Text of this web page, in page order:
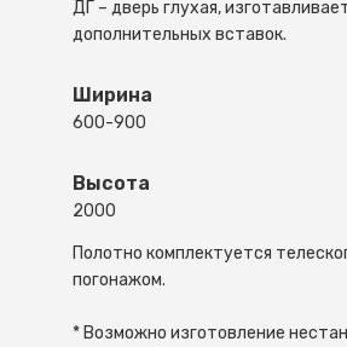
ДГ – дверь глухая,
дополнительных вставок.
Ширина
600-900
Высота
2000
Полотно комплектуется
погонажом.
* Возможно изготовление